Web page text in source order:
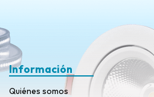
Información
Quiénes somos